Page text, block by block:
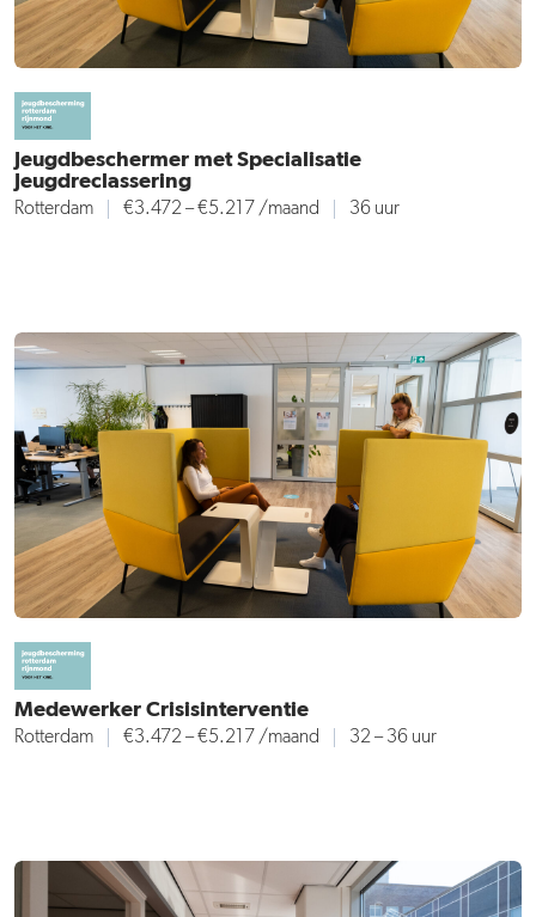
Jeugdbeschermer met Specialisatie
Jeugdreclassering
Rotterdam €3.472 – €5.217 /maand 36 uur
Medewerker Crisisinterventie
Rotterdam €3.472 – €5.217 /maand 32 – 36 uur